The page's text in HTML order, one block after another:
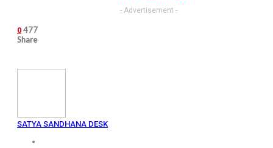
- Advertisement -
0 477
Share
SATYA SANDHANA DESK